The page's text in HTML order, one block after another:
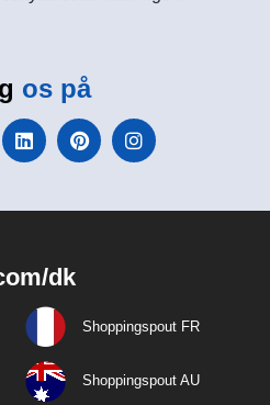
os på
dk
Shoppingspout FR
Shoppingspout AU